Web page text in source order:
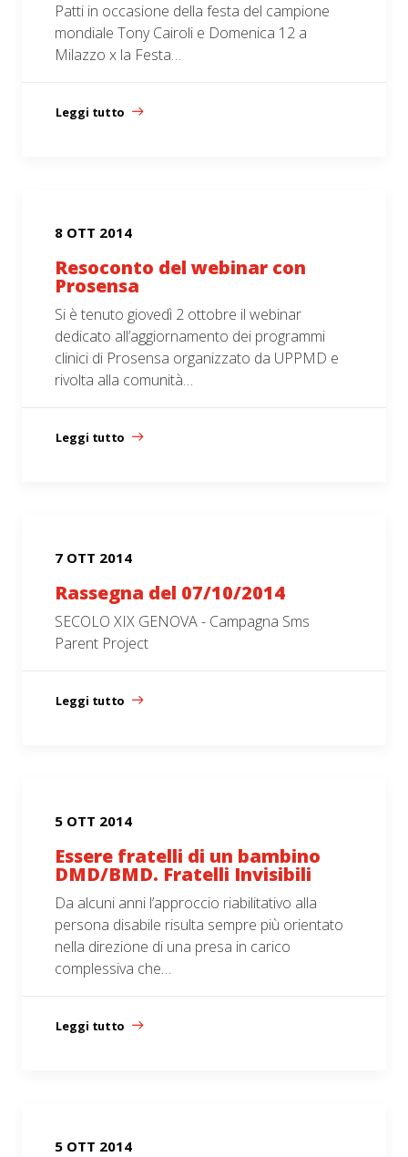
Patti in occasione della festa del campione
mondiale Tony Cairoli e Domenica 12 a
Milazzo x la Festa…
Leggi tutto
8 OTT 2014
Resoconto del webinar con
Prosensa
Si è tenuto giovedì 2 ottobre il webinar
dedicato all’aggiornamento dei programmi
clinici di Prosensa organizzato da UPPMD e
rivolta alla comunità…
Leggi tutto
7 OTT 2014
Rassegna del 07/10/2014
SECOLO XIX GENOVA - Campagna Sms
Parent Project
Leggi tutto
5 OTT 2014
Essere fratelli di un bambino
DMD/BMD. Fratelli Invisibili
Da alcuni anni l’approccio riabilitativo alla
persona disabile risulta sempre più orientato
nella direzione di una presa in carico
complessiva che…
Leggi tutto
5 OTT 2014